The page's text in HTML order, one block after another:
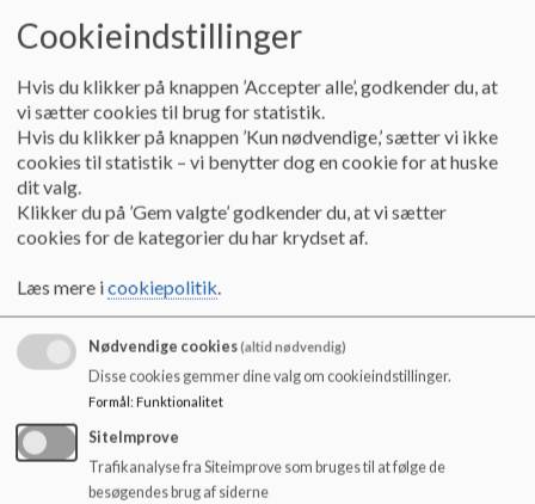
Morgenmad hver dag kl. 6.00 - 7.30
Adresse:
Ullerupvænget 10
5471 Søndersø
Kontakt:
20 26 01 28 (mellem 14.00-17.00/fre 16.00)
Beskeder til personalet via Aula "SFO Nordmark"
Komme/Gå information indskrives via KOMME/GÅ i Aula
Garderober i skole og SFO
Alle børn har egen garderobe med plads til skoletaske,
overtøj, fodtøj og skiftetøj. Da vi har dage hvor vi alle er
udenfor i SFO, er det vigtigt at alle børn har overtøj og fodtøj
med som passer til årstiden. Husk navn i tøjet.
Legetøj i SFO
Det er ikke tilladt at medbringe eget legetøj i SFO, med
Cookieindstillinger
Hvis du klikker på knappen ’Accepter alle’, godkender du, at
vi sætter cookies til brug for statistik.
Hvis du klikker på knappen ’Kun nødvendige,’ sætter vi ikke
cookies til statistik – vi benytter dog en cookie for at huske
dit valg.
Klikker du på ’Gem valgte’ godkender du, at vi sætter
cookies for de kategorier du har krydset af.
Læs mere icookiepolitik.
Nødvendige cookies(altid nødvendig)
Disse cookies gemmer dine valg om cookieindstillinger.
Formål: Funktionalitet
SiteImprove
Trafikanalyse fra Siteimprove som bruges til at følge de
besøgendes brug af siderne